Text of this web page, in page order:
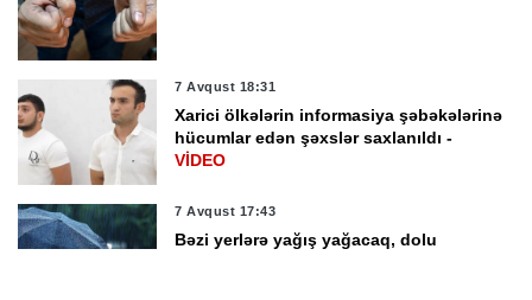
7 Avqust 18:31
Xarici ölkələrin informasiya şəbəkələrinə
hücumlar edən şəxslər saxlanıldı -
VİDEO
7 Avqust 17:43
Bəzi yerlərə yağış yağacaq, dolu